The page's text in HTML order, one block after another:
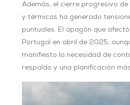
Además, el cierre progresivo
y térmicas ha generado
puntuales. El apagón que
Portugal en abril de 2025,
manifiesto la necesidad de
respaldo y una planificación